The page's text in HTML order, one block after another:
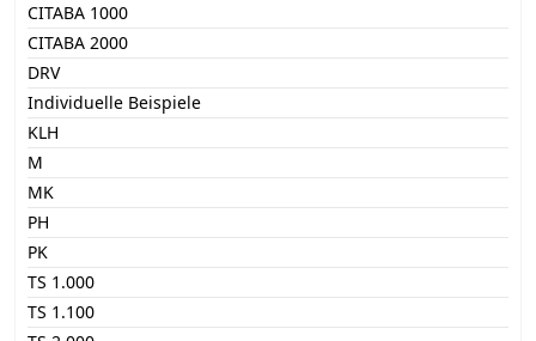
CITABA 1000
CITABA 2000
DRV
Individuelle Beispiele
KLH
M
MK
PH
PK
TS 1.000
TS 1.100